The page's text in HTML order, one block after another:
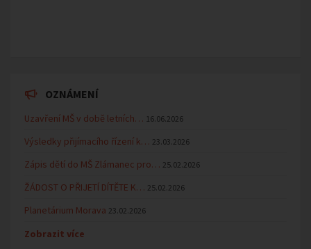
OZNÁMENÍ
Uzavření MŠ v době letních… 16.06.2026
Výsledky přijímacího řízení k… 23.03.2026
Zápis dětí do MŠ Zlámanec pro… 25.02.2026
ŽÁDOST O PŘIJETÍ DÍTĚTE K… 25.02.2026
Planetárium Morava 23.02.2026
Zobrazit více